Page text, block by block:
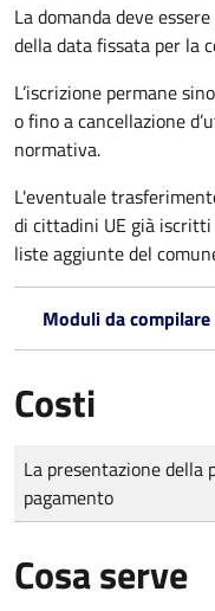
La domanda deve
della data fissata per la
L’iscrizione permane
o fino a cancellazione
normativa.
L'eventuale
di cittadini UE già
liste aggiunte del
Moduli da
Costi
Tipo di pagamento
Importo
La presentazione della
pagamento
Cosa serve